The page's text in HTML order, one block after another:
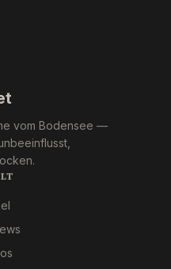
vom Bodensee —